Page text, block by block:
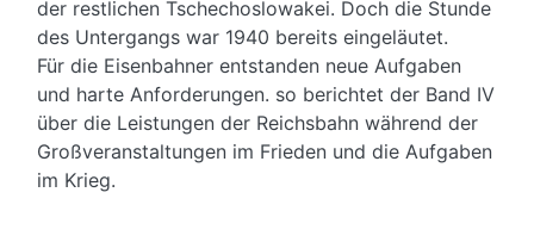
der restlichen Tschechoslowakei. Doch die Stunde
des Untergangs war 1940 bereits eingeläutet.
Für die Eisenbahner entstanden neue Aufgaben
und harte Anforderungen. so berichtet der Band IV
über die Leistungen der Reichsbahn während der
Großveranstaltungen im Frieden und die Aufgaben
im Krieg.